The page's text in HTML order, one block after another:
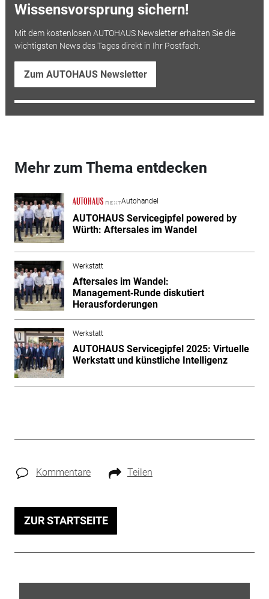
Wissensvorsprung sichern!
Mit dem kostenlosen AUTOHAUS Newsletter erhalten Sie die
wichtigsten News des Tages direkt in Ihr Postfach.
Zum AUTOHAUS Newsletter
Mehr zum Thema entdecken
Autohandel
AUTOHAUS Servicegipfel powered by
Würth: Aftersales im Wandel
Werkstatt
Aftersales im Wandel:
Management‑Runde diskutiert
Herausforderungen
Werkstatt
AUTOHAUS Servicegipfel 2025: Virtuelle
Werkstatt und künstliche Intelligenz
Kommentare Teilen
ZUR STARTSEITE